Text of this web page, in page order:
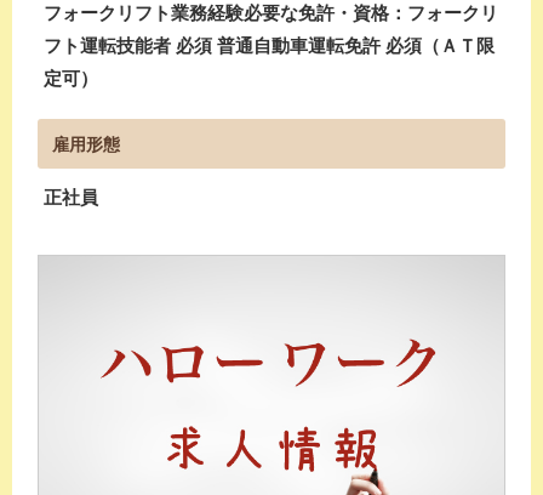
フォークリフト業務経験必要な免許・資格：フォークリ
フト運転技能者 必須 普通自動車運転免許 必須（ＡＴ限
定可）
雇用形態
正社員